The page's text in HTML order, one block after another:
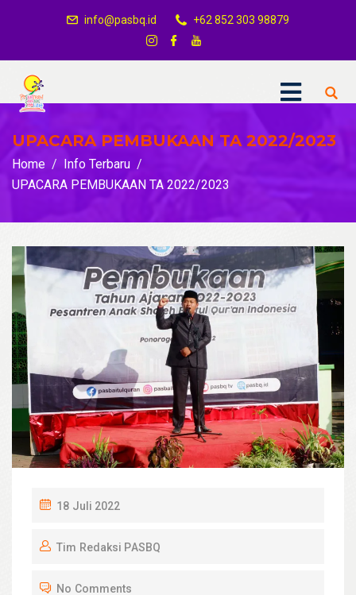
info@pasbq.id +62 852 303 98879
UPACARA PEMBUKAAN TA 2022/2023
Home
Info Terbaru
UPACARA PEMBUKAAN TA 2022/2023
P
S
E
18 Juli 2022
Tim Redaksi PASBQ
No Comments